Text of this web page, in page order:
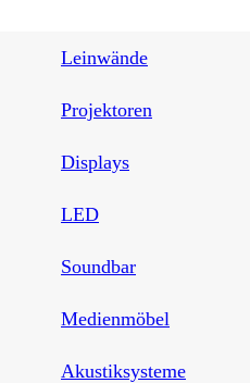
Leinwände
Projektoren
Displays
LED
Soundbar
Medienmöbel
Akustiksysteme